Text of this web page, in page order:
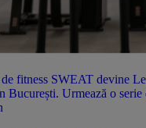
de fitness SWEAT devine
București. Urmează o serie